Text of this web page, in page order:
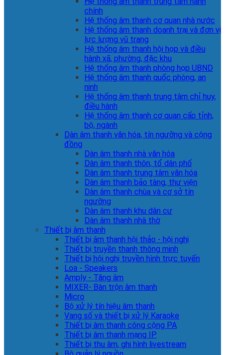
chính
Hệ thống âm thanh cơ quan nhà nước
Hệ thống âm thanh doanh trại và đơn vị
lực lượng vũ trang
Hệ thống âm thanh hội họp và điều
hành xã, phường, đặc khu
Hệ thống âm thanh phòng họp UBND
Hệ thống âm thanh quốc phòng, an
ninh
Hệ thống âm thanh trung tâm chỉ huy,
điều hành
Hệ thống âm thanh cơ quan cấp tỉnh,
bộ, ngành
Dàn âm thanh văn hóa, tín ngưỡng và cộng
đồng
Dàn âm thanh nhà văn hóa
Dàn âm thanh thôn, tổ dân phố
Dàn âm thanh trung tâm văn hóa
Dàn âm thanh bảo tàng, thư viện
Dàn âm thanh chùa và cơ sở tín
ngưỡng
Dàn âm thanh khu dân cư
Dàn âm thanh nhà thờ
Thiết bị âm thanh
Thiết bị âm thanh hội thảo - hội nghị
Thiết bị truyền thanh thông minh
Thiết bị hội nghị truyền hình trực tuyến
Loa - Speakers
Amply - Tăng âm
MIXER- Bàn trộn âm thanh
Micro
Bộ xử lý tín hiệu âm thanh
Vang số và thiết bị xử lý Karaoke
Thiết bị âm thanh công cộng PA
Thiết bị âm thanh mạng IP
Thiết bị thu âm, ghi hình livestream